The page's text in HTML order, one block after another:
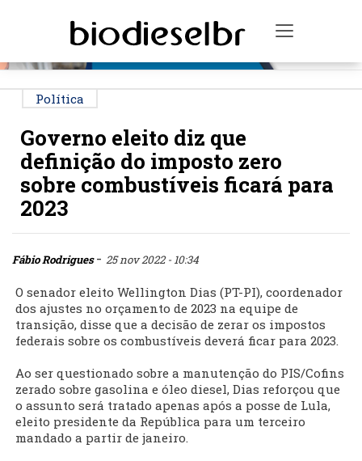
Toggle
Política
Governo eleito diz que
definição do imposto zero
sobre combustíveis ficará para
2023
Fábio Rodrigues- 25 nov 2022 - 10:34
O senador eleito Wellington Dias (PT-PI), coordenador
dos ajustes no orçamento de 2023 na equipe de
transição, disse que a decisão de zerar os impostos
federais sobre os combustíveis deverá ficar para 2023.
Ao ser questionado sobre a manutenção do PIS/Cofins
zerado sobre gasolina e óleo diesel, Dias reforçou que
o assunto será tratado apenas após a posse de Lula,
eleito presidente da República para um terceiro
mandado a partir de janeiro.